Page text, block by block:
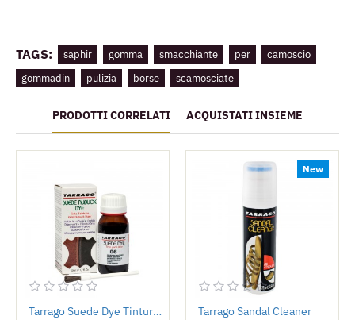
TAGS: saphir gomma smacchiante per
camoscio
gommadin
pulizia borse scamosciate
PRODOTTI CORRELATI ACQUISTATI INSIEME
Tarrago Suede Dye Tintura per Camoscio
New
Tarrago Sandal Cleaner